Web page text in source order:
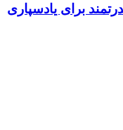
برای یادسپاری